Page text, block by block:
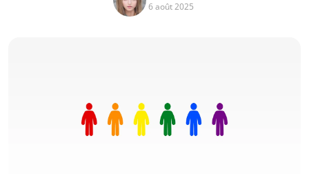
6 août 2025